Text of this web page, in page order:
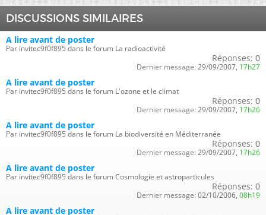
DISCUSSIONS SIMILAIRES
A lire avant de poster
Par invitec9f0f895 dans le forum La radioactivité
Réponses: 0
Dernier message: 29/09/2007, 17h27
A lire avant de poster
Par invitec9f0f895 dans le forum L'ozone et le climat
Réponses: 0
Dernier message: 29/09/2007, 17h26
A lire avant de poster
Par invitec9f0f895 dans le forum La biodiversité en Méditerranée
Réponses: 0
Dernier message: 29/09/2007, 17h26
A lire avant de poster
Par invitec9f0f895 dans le forum Cosmologie et astroparticules
Réponses: 0
Dernier message: 02/10/2006, 08h19
A lire avant de poster